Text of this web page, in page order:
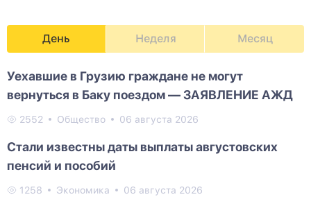
День Неделя Месяц
Уехавшие в Грузию граждане не могут
вернуться в Баку поездом — ЗАЯВЛЕНИЕ АЖД
2552 Общество 06 августа 2026
Стали известны даты выплаты августовских
пенсий и пособий
1258 Экономика 06 августа 2026